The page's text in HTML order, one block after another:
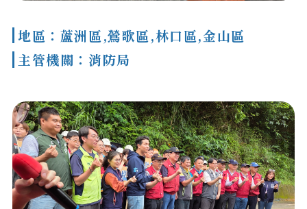
地區：蘆洲區,鶯歌區,林口區,金山區
主管機關：消防局